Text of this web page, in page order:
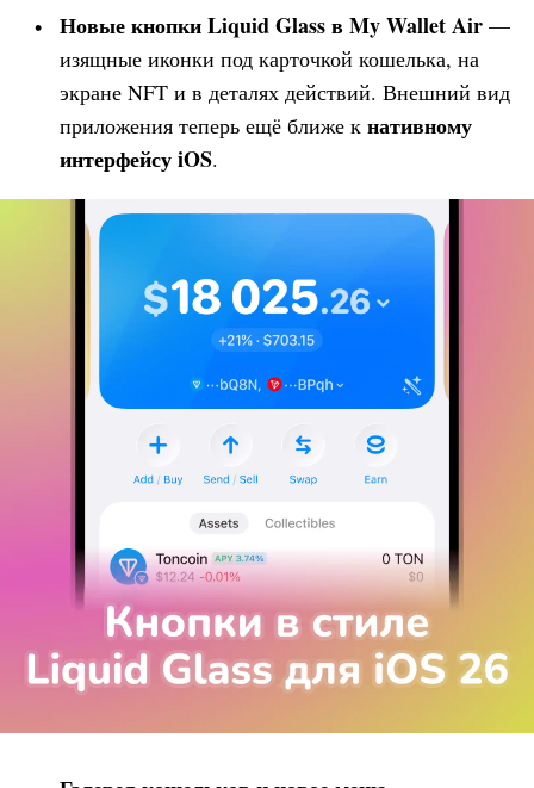
Новые кнопки Liquid Glass вMy WalletAir —
изящные иконки под карточкой кошелька, на
экране NFT и в деталях действий. Внешний вид
приложения теперь ещё ближе к нативному
интерфейсу iOS.